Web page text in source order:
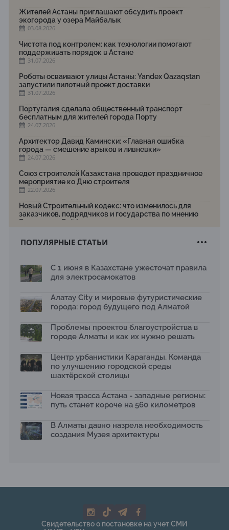
Жителей Астаны приглашают обсудить проект
экогорода у озера Майбалык
03.08.2026
Чистота под контролем: как технологии помогают
поддерживать порядок в Астане
31.07.2026
Роботы осваивают улицы Астаны: Yandex Qazaqstan
запустили пилотный проект доставки
31.07.2026
Португалия сделала общественный транспорт
бесплатным для жителей города Порту
24.07.2026
Архитектор Давид Камински: «Главная ошибка
города — смешение арыков и ливневки»
24.07.2026
Союз строителей Казахстана проведет праздничное
мероприятие ко Дню строителя
22.07.2026
Новый Строительный кодекс: что изменилось для
заказчиков, подрядчиков и государства по мнению
Бауыржана Байбахтиева
Яндекс Лавка запустила пилотный проект
Архитектурная премия SÄULE ARCHITEKTURPREIS
13.07.2026
Первый Дом правительства Алматы станет главной
13.07.2026
В столичном детсаду подвели итоги акции «Таза
отходам
08.07.2026
общественных пространств
06.07.2026
температуру и здоровье людей
03.07.2026
экологическую стратегию развития Алматы до 2040
На слушаниях по корректировке СЭО Генплана
ПОПУЛЯРНЫЕ СТАТЬИ
С 1 июня в Казахстане ужесточат правила
для электросамокатов
Алатау City и мировые футуристические
города: город будущего под Алматой
Проблемы проектов благоустройства в
городе Алматы и как их нужно решать
Центр урбанистики Караганды. Команда
по улучшению городской среды
шахтёрской столицы
Новая трасса Астана - западные регионы:
путь станет короче на 560 километров
В Алматы давно назрела необходимость
создания Музея архитектуры
Свидетельство о постановке на учет СМИ